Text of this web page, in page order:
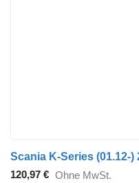
120,97 € Ohne MwSt.